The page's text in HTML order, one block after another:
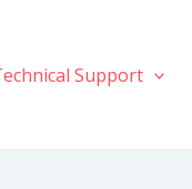
Support